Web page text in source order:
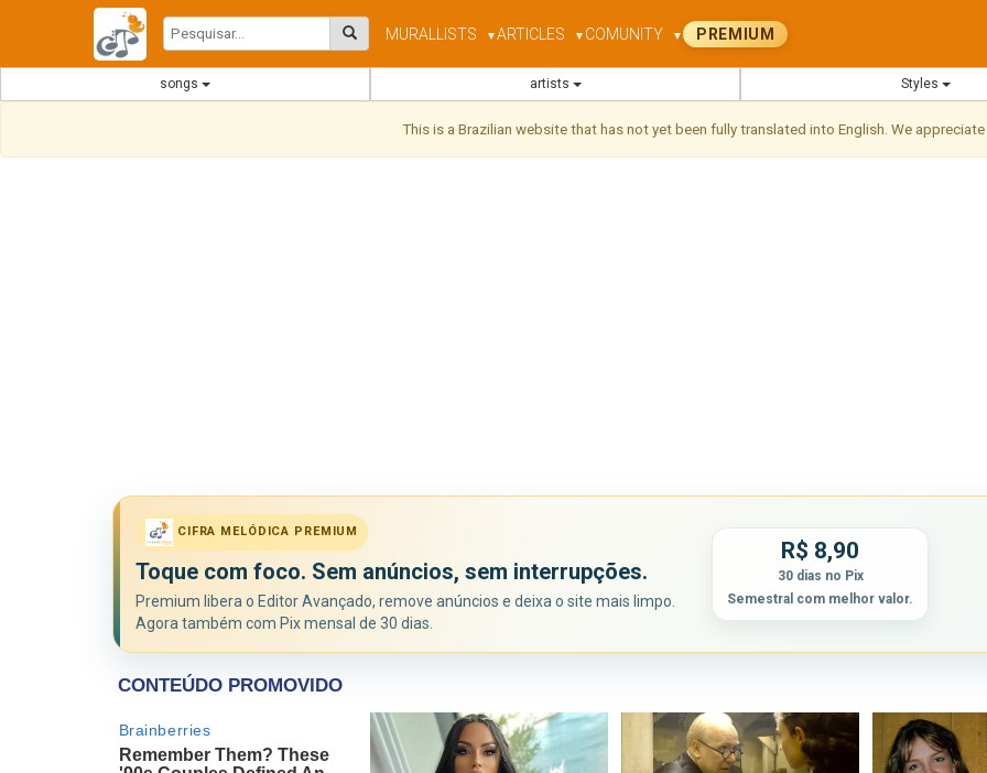
MURAL LISTS ▼ARTICLES ▼ COMUNITY ▼ PREMIUM
songs artists Styles
This is a Brazilian website that has not yet been fully translated into English. We
CIFRA MELÓDICA PREMIUM
Toque com foco. Sem anúncios, sem interrupções.
Premium libera o Editor Avançado, remove anúncios e deixa o site mais limpo.
Agora também com Pix mensal de 30 dias.
R$ 8,90
30 dias no Pix
Semestral com melhor valor.